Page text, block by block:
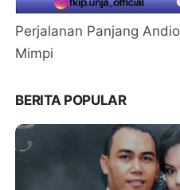
Perjalanan Panjang
Mimpi
BERITA POPULAR